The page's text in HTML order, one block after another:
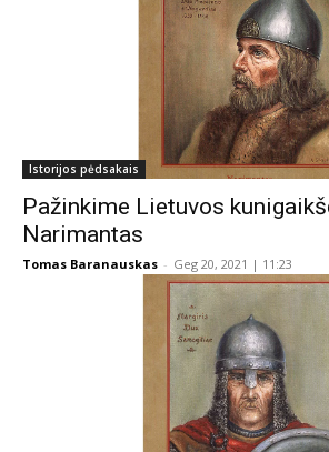
Istorijos pėdsakais
Pažinkime Lietuvos
Narimantas
Tomas Baranauskas - Geg 20, 2021 | 11:23